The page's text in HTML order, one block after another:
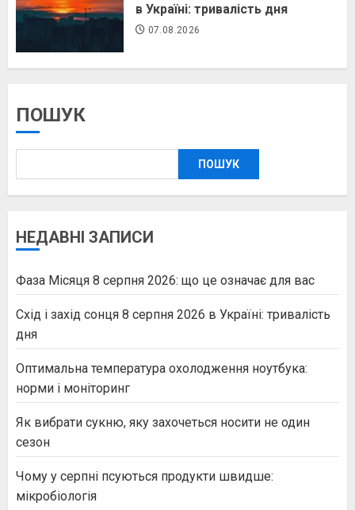
в Україні: тривалість дня
07.08.2026
ПОШУК
ПОШУК
НЕДАВНІ ЗАПИСИ
Фаза Місяця 8 серпня 2026: що це означає для вас
Схід і захід сонця 8 серпня 2026 в Україні: тривалість
дня
Оптимальна температура охолодження ноутбука:
норми і моніторинг
Як вибрати сукню, яку захочеться носити не один
сезон
Чому у серпні псуються продукти швидше:
мікробіологія